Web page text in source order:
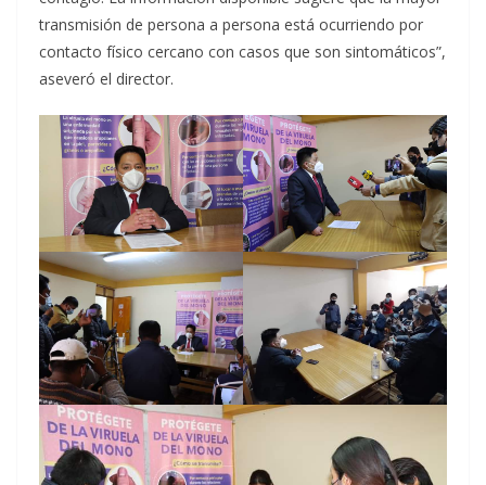
transmisión de persona a persona está ocurriendo por
contacto físico cercano con casos que son sintomáticos”,
aseveró el director.